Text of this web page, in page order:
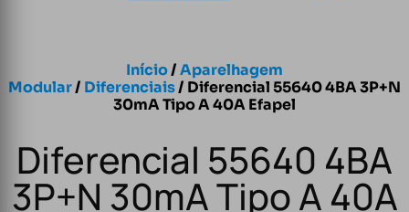
Início/Aparelhagem
Modular/ Diferenciais/ Diferencial 55640 4BA 3P+N
30mA Tipo A 40A Efapel
Diferencial 55640 4BA
3P+N 30mA Tipo A 40A